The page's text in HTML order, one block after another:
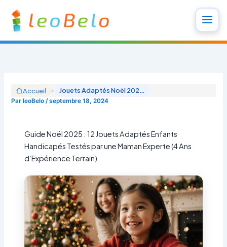
contenu
Accueil > Jouets Adaptés Noël 2025 : 15 Cadeaux Testés pour Enfants Handicapés (Guide Maman TSA)
Par leoBelo/septembre 18, 2024
Guide Noël 2025 : 12 Jouets Adaptés Enfants
Handicapés Testés par une Maman Experte (4 Ans
d’Expérience Terrain)